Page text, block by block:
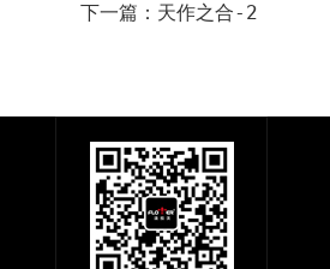
下一篇：天作之合-2